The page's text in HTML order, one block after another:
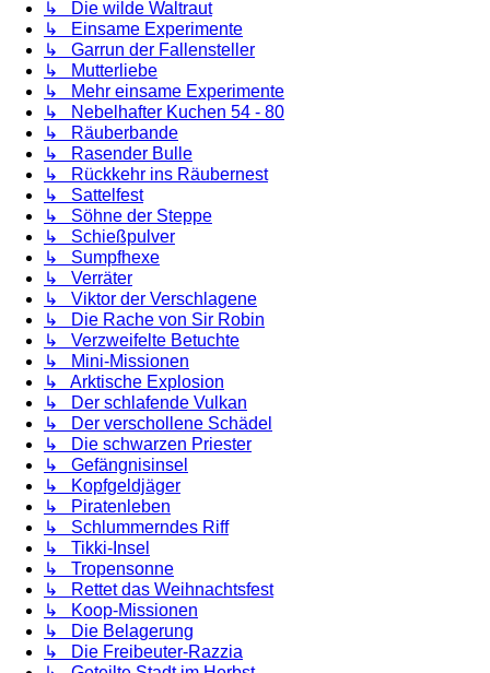
↳ Die wilde Waltraut
↳ Einsame Experimente
↳ Garrun der Fallensteller
↳ Mutterliebe
↳ Mehr einsame Experimente
↳ Nebelhafter Kuchen 54 - 80
↳ Räuberbande
↳ Rasender Bulle
↳ Rückkehr ins Räubernest
↳ Sattelfest
↳ Söhne der Steppe
↳ Schießpulver
↳ Sumpfhexe
↳ Verräter
↳ Viktor der Verschlagene
↳ Die Rache von Sir Robin
↳ Verzweifelte Betuchte
↳ Mini-Missionen
↳ Arktische Explosion
↳ Der schlafende Vulkan
↳ Der verschollene Schädel
↳ Die schwarzen Priester
↳ Gefängnisinsel
↳ Kopfgeldjäger
↳ Piratenleben
↳ Schlummerndes Riff
↳ Tikki-Insel
↳ Tropensonne
↳ Rettet das Weihnachtsfest
↳ Koop-Missionen
↳ Die Belagerung
↳ Die Freibeuter-Razzia